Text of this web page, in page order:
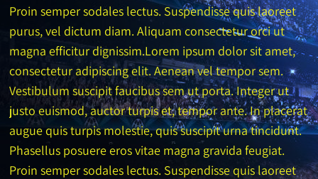
Proin semper sodales lectus. Suspendisse quis laoreet
purus, vel dictum diam. Aliquam consectetur orci ut
magna efficitur dignissim.Lorem ipsum dolor sit amet,
consectetur adipiscing elit. Aenean vel tempor sem.
Vestibulum suscipit faucibus sem ut porta. Integer ut
justo euismod, auctor turpis et, tempor ante. In placerat
augue quis turpis molestie, quis suscipit urna tincidunt.
Phasellus posuere eros vitae magna gravida feugiat.
Proin semper sodales lectus. Suspendisse quis laoreet